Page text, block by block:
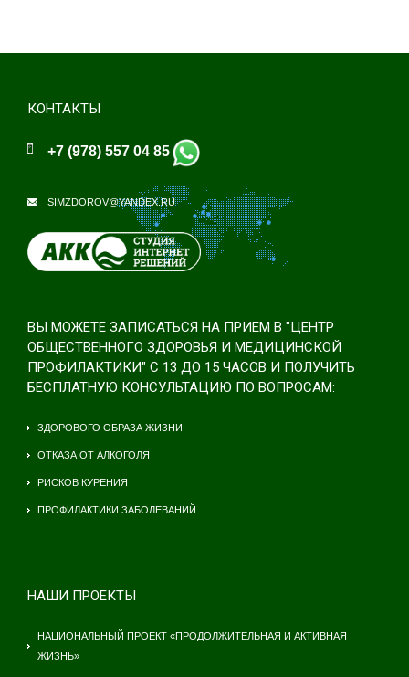
КОНТАКТЫ
+7 (978) 557 04 85
SIMZDOROV@YANDEX.RU
ВЫ МОЖЕТЕ ЗАПИСАТЬСЯ НА ПРИЕМ В "ЦЕНТР
ОБЩЕСТВЕННОГО ЗДОРОВЬЯ И МЕДИЦИНСКОЙ
ПРОФИЛАКТИКИ" С 13 ДО 15 ЧАСОВ И ПОЛУЧИТЬ
БЕСПЛАТНУЮ КОНСУЛЬТАЦИЮ ПО ВОПРОСАМ:
ЗДОРОВОГО ОБРАЗА ЖИЗНИ
ОТКАЗА ОТ АЛКОГОЛЯ
РИСКОВ КУРЕНИЯ
ПРОФИЛАКТИКИ ЗАБОЛЕВАНИЙ
НАШИ ПРОЕКТЫ
НАЦИОНАЛЬНЫЙ ПРОЕКТ «ПРОДОЛЖИТЕЛЬНАЯ И АКТИВНАЯ
ЖИЗНЬ»